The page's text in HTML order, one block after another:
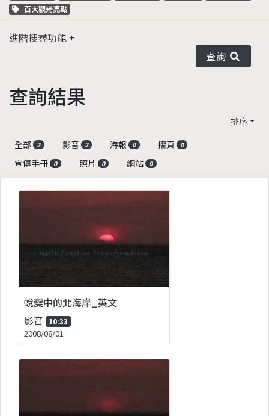
關鍵字標籤
百大觀光亮點
進階搜尋功能
查詢
查詢結果
排序
全部
2 影音 2 海報 0 摺頁 0
宣傳手冊 0 照片 0 網站 0
蛻變中的北海岸_英文
影音 10:33
2008/08/01